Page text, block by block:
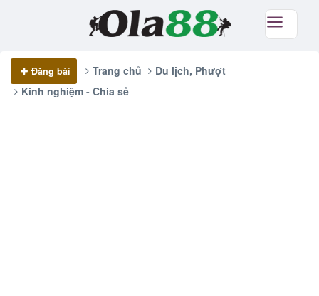
Đăng bài Trang chủ
Du lịch, Phượt
Kinh nghiệm - Chia sẻ